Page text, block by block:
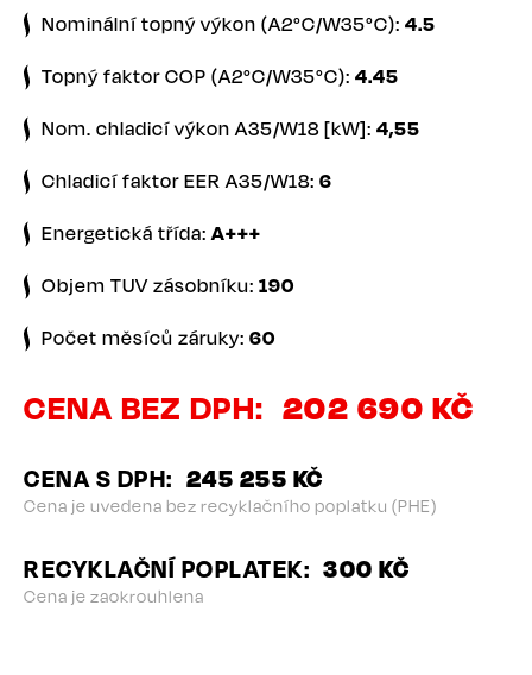
Nominální topný výkon (A2°C/W35°C): 4.5
Topný faktor COP (A2°C/W35°C): 4.45
Nom. chladicí výkon A35/W18 [kW]: 4,55
Chladicí faktor EER A35/W18: 6
Energetická třída:A+++
Objem TUV zásobníku: 190
Počet měsíců záruky: 60
CENA BEZ DPH 202 690 KČ
CENA S DPH 245 255 KČ
Cena je uvedena bez recyklačního poplatku (PHE)
RECYKLAČNÍ POPLATEK 300 KČ
Cena je zaokrouhlena